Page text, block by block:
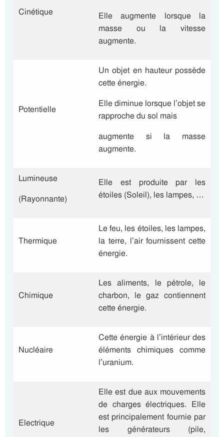
Cinétique
Elle augmente lorsque la
masse ou la vitesse
augmente.
Potentielle
Un objet en hauteur possède
cette énergie.
Elle diminue lorsque l’objet se
rapproche du sol mais
augmente si la masse
augmente.
Lumineuse
(Rayonnante)
Elle est produite par les
étoiles (Soleil), les lampes, …
Thermique
Le feu, les étoiles, les lampes,
la terre, l’air fournissent cette
énergie.
Chimique
Les aliments, le pétrole, le
charbon, le gaz contiennent
cette énergie.
Nucléaire
Cette énergie à l’intérieur des
éléments chimiques comme
l’uranium.
Electrique
Elle est due aux mouvements
de charges électriques. Elle
est principalement fournie par
les générateurs (pile,